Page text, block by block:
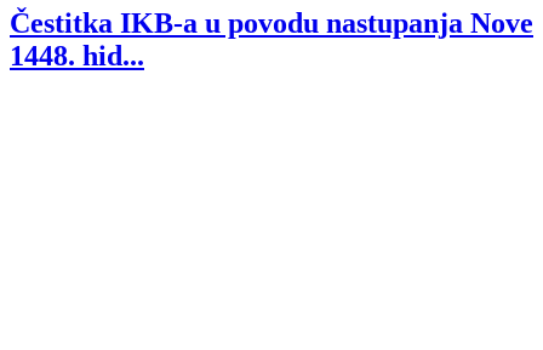
Čestitka IKB-a u povodu nastupanja Nove
1448. hid...